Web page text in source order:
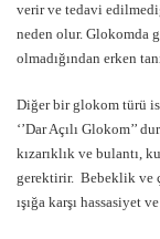
verir ve tedavi
neden olur. Glokomda
olmadığından erken
Diğer bir glokom türü
‘’Dar Açılı Glokom’’
kızarıklık ve bulantı,
gerektirir. Bebeklik ve
ışığa karşı hassasiyet